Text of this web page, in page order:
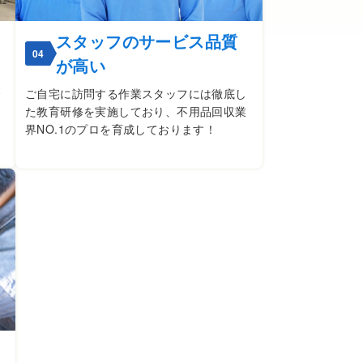
04
スタッフのサービス品質
が高い
ご自宅に訪問する作業スタッフには徹底し
た教育研修を実施しており、不用品回収業
界NO.1のプロを育成しております！